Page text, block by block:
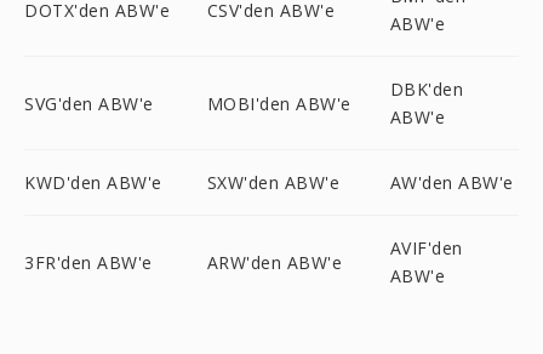
DOTX'den ABW'e CSV'den ABW'e
ABW'e
SVG'den ABW'e MOBI'den ABW'e
DBK'den
ABW'e
KWD'den ABW'e SXW'den ABW'e AW'den ABW'e
3FR'den ABW'e ARW'den ABW'e
AVIF'den
ABW'e